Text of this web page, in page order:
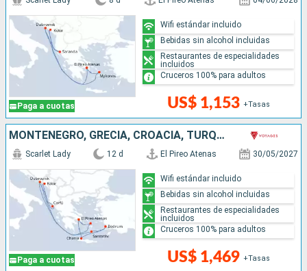
Paga a cuotas US$ 1,153 +Tasas
Wifi estándar incluido
Bebidas sin alcohol incluidas
Restaurantes de especialidades
incluidos
Cruceros 100% para adultos
MONTENEGRO, GRECIA, CROACIA, TURQUÍA
Paga a cuotas
Scarlet Lady 12 d El Pireo Atenas 30/05/2027
US$ 1,469 +Tasas
Wifi estándar incluido
Bebidas sin alcohol incluidas
Restaurantes de especialidades
incluidos
Cruceros 100% para adultos